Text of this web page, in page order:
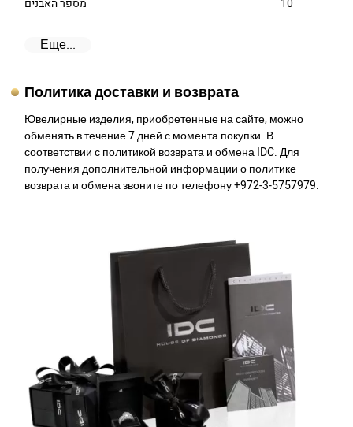
מספר האבנים
10
Еще...
Политика доставки и возврата
Ювелирные изделия, приобретенные на сайте, можно
обменять в течение 7 дней с момента покупки. В
соответствии с политикой возврата и обмена IDC. Для
получения дополнительной информации о политике
возврата и обмена звоните по телефону +972-3-5757979.